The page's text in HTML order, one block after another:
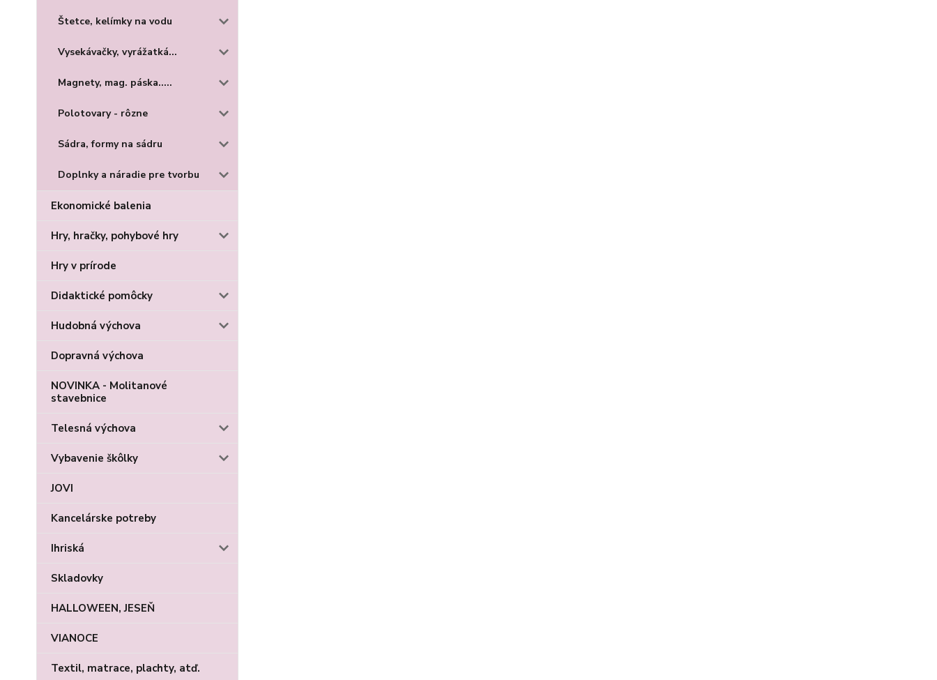
Štetce, kelímky na vodu
Vysekávačky, vyrážatká...
Magnety, mag. páska.....
Polotovary - rôzne
Sádra, formy na sádru
Doplnky a náradie pre tvorbu
Ekonomické balenia
Hry, hračky, pohybové hry
Hry v prírode
Didaktické pomôcky
Hudobná výchova
Dopravná výchova
NOVINKA - Molitanové
stavebnice
Telesná výchova
Vybavenie škôlky
JOVI
Kancelárske potreby
Ihriská
Skladovky
HALLOWEEN, JESEŇ
VIANOCE
Textil, matrace, plachty, atď.